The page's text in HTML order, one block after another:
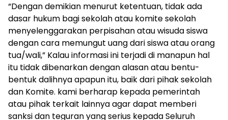
“Dengan demikian menurut ketentuan, tidak ada
dasar hukum bagi sekolah atau komite sekolah
menyelenggarakan perpisahan atau wisuda siswa
dengan cara memungut uang dari siswa atau orang
tua/wali,” Kalau informasi ini terjadi di manapun hal
itu tidak dibenarkan dengan alasan atau bentu-
bentuk dalihnya apapun itu, baik dari pihak sekolah
dan Komite. kami berharap kepada pemerintah
atau pihak terkait lainnya agar dapat memberi
sanksi dan teguran yang serius kepada Seluruh